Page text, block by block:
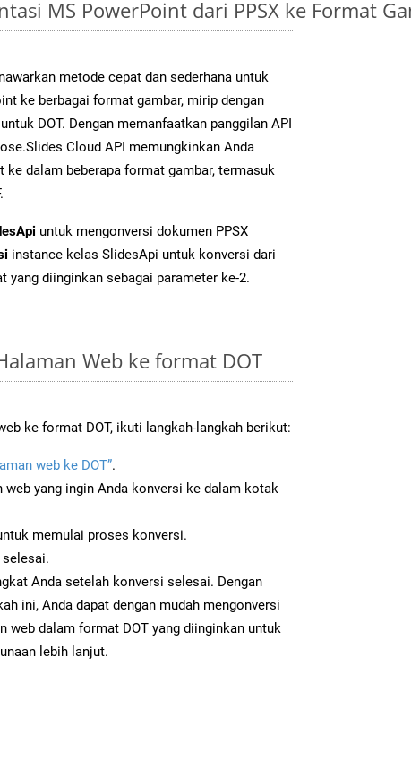
MS PowerPoint dari PPSX ke Format
metode cepat dan sederhana untuk
ke berbagai format gambar, mirip dengan
DOT. Dengan memanfaatkan panggilan API
Cloud API memungkinkan Anda
dalam beberapa format gambar, termasuk
untuk mengonversi dokumen PPSX
instance kelas SlidesApi untuk konversi dari
yang diinginkan sebagai parameter ke-2.
Web ke format DOT
ke format DOT, ikuti langkah-langkah berikut:
web ke DOT”.
web yang ingin Anda konversi ke dalam kotak
memulai proses konversi.
selesai.
Anda setelah konversi selesai. Dengan
ini, Anda dapat dengan mudah mengonversi
web dalam format DOT yang diinginkan untuk
lebih lanjut.